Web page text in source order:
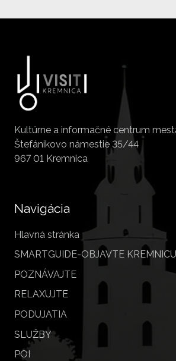
Kultúrne a informačné centrum
Štefánikovo námestie 35/44
967 01 Kremnica
Navigácia
Hlavná stránka
SMARTGUIDE-OBJAVTE KREMNICU
POZNÁVAJTE
RELAXUJTE
PODUJATIA
SLUŽBY
POI